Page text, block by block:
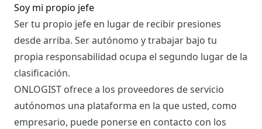
Soy mi propio jefe
Ser tu propio jefe en lugar de recibir presiones
desde arriba. Ser autónomo y trabajar bajo tu
propia responsabilidad ocupa el segundo lugar de la
clasificación.
ONLOGIST ofrece a los proveedores de servicio
autónomos una plataforma en la que usted, como
empresario, puede ponerse en contacto con los